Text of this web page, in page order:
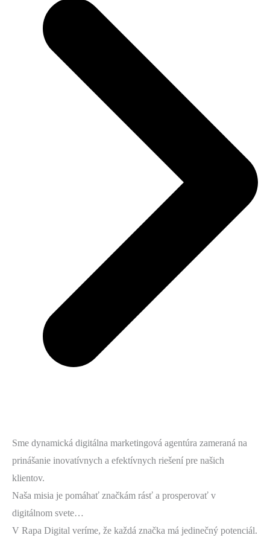
Sme dynamická digitálna marketingová agentúra zameraná na
prinášanie inovatívnych a efektívnych riešení pre našich
klientov.
Naša misia je pomáhať značkám rásť a prosperovať v
digitálnom svete…
V Rapa Digital veríme, že každá značka má jedinečný potenciál.